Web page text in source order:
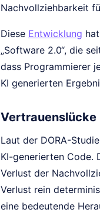
Nachvollziehbarkeit
Diese Entwicklung
„Software 2.0“, die
dass Programmierer
KI generierten
Laut der DORA-
KI-generierten Code.
Verlust der
Verlust rein
eine bedeutende